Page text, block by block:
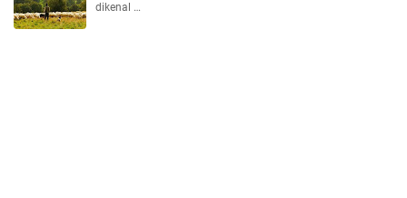
dikenal …